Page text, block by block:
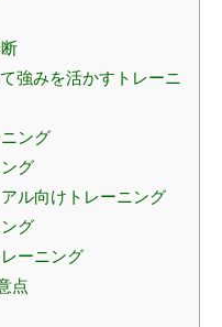
強みを活かすトレーニ
ング
グ
ル向けトレーニング
グ
ーニング
点